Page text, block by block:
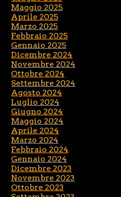
Maggio 2025
Aprile 2025
Marzo 2025
Febbraio 2025
Gennaio 2025
Dicembre 2024
Novembre 2024
Ottobre 2024
Settembre 2024
Agosto 2024
Luglio 2024
Giugno 2024
Maggio 2024
Aprile 2024
Marzo 2024
Febbraio 2024
Gennaio 2024
Dicembre 2023
Novembre 2023
Ottobre 2023